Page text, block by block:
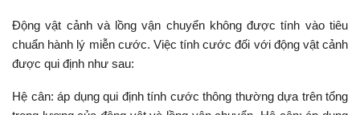
Động vật cảnh và lồng vận chuyển không được tính vào tiêu
chuẩn hành lý miễn cước. Việc tính cước đối với động vật cảnh
được qui định như sau:
Hệ cân: áp dụng qui định tính cước thông thường dựa trên tổng